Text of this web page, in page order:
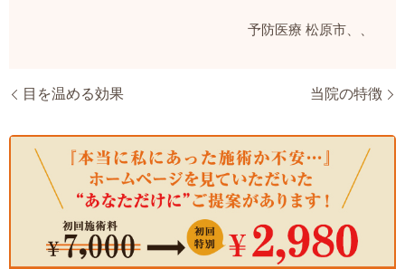
予防医療 松原市、、
目を温める効果 当院の特徴